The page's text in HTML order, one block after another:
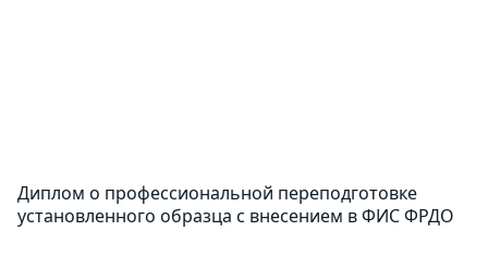
Диплом о профессиональной переподготовке
установленного образца с внесением в ФИС ФРДО